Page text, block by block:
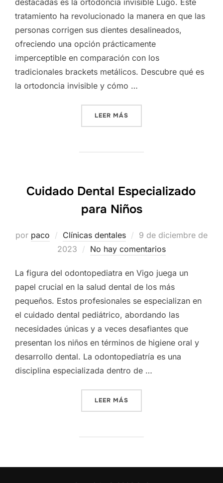
tratamiento ha revolucionado la manera en que las
personas corrigen sus dientes desalineados,
ofreciendo una opción prácticamente
imperceptible en comparación con los
tradicionales brackets metálicos. Descubre qué es
la ortodoncia invisible y cómo …
LEER MÁS
Cuidado Dental Especializado
para Niños
por paco Clínicas dentales
Publicado
el
9 de diciembre de
2023
No hay comentarios
La figura del odontopediatra en Vigo juega un
papel crucial en la salud dental de los más
pequeños. Estos profesionales se especializan en
el cuidado dental pediátrico, abordando las
necesidades únicas y a veces desafiantes que
presentan los niños en términos de higiene oral y
desarrollo dental. La odontopediatría es una
disciplina especializada dentro de …
LEER MÁS